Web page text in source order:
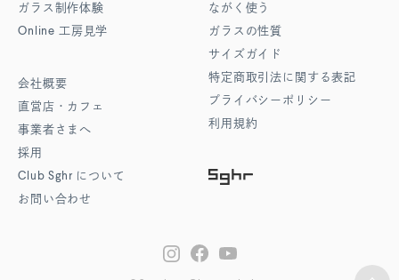
ガラス制作体験
Online 工房見学
会社概要
直営店・カフェ
事業者さまへ
採用
Club Sghr について
お問い合わせ
ながく使う
ガラスの性質
サイズガイド
特定商取引法に関する表記
プライバシーポリシー
利用規約